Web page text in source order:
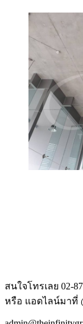
สนใจโทรเลย 02-
หรือ แอดไลน์มาที่